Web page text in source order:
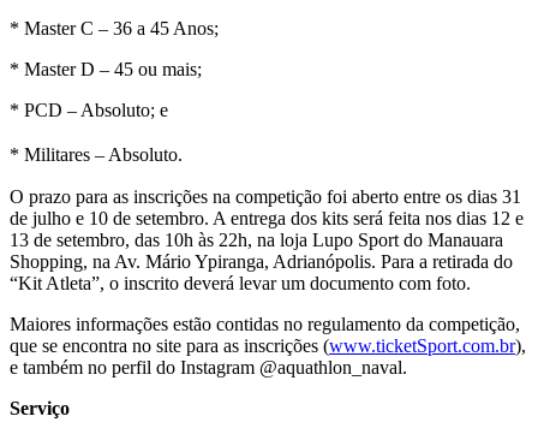
* Master C – 36 a 45 Anos;
* Master D – 45 ou mais;
* PCD – Absoluto; e
* Militares – Absoluto.
O prazo para as inscrições na competição foi aberto entre os dias 31
de julho e 10 de setembro. A entrega dos kits será feita nos dias 12 e
13 de setembro, das 10h às 22h, na loja Lupo Sport do Manauara
Shopping, na Av. Mário Ypiranga, Adrianópolis. Para a retirada do
“Kit Atleta”, o inscrito deverá levar um documento com foto.
Maiores informações estão contidas no regulamento da competição,
que se encontra no site para as inscrições (www.ticketSport.com.br),
e também no perfil do Instagram @aquathlon_naval.
Serviço